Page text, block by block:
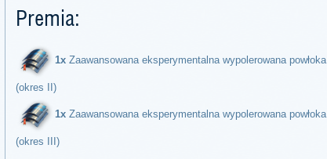
Premia:
1x Zaawansowana eksperymentalna wypolerowana powłoka
(okres II)
1x Zaawansowana eksperymentalna wypolerowana powłoka
(okres III)